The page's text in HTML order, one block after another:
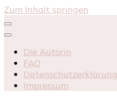
Zum Inhalt springen
Die Autorin
FAQ
Datenschutzerklärung
Impressum